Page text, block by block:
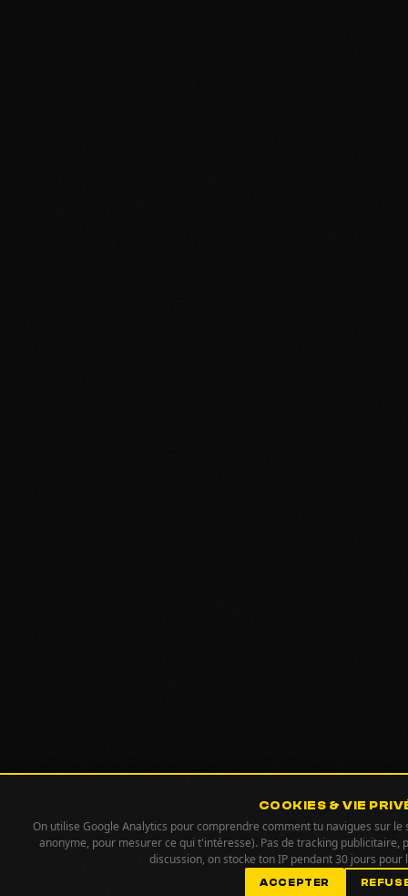
COOKIES & VIE
On utilise Google Analytics pour comprendre comment tu navigues sur
anonyme, pour mesurer ce qui t'intéresse). Pas de tracking publicitaire,
discussion, on stocke ton IP pendant 30 jours
ACCEPTER